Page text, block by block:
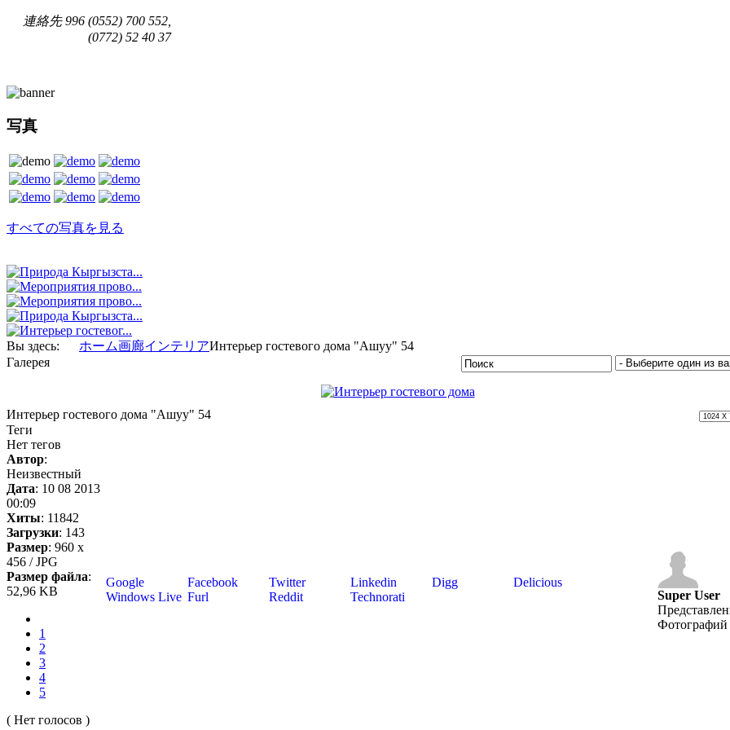
連絡先996 (0552) 700 552,
(0772) 52 40 37
写真
すべての写真を見る
Вы здесь: ホーム画廊インテリアИнтерьер гостевого дома "Ашуу" 54
Галерея
Интерьер гостевого дома "Ашуу" 54
Теги
Нет тегов
Автор:
Неизвестный
Дата: 10 08 2013
00:09
Хиты: 11842
Загрузки: 143
Размер: 960 x
456 / JPG
Размер файла:
52,96 KB
1
2
3
4
5
( Нет голосов )
Google Facebook Twitter Linkedin Digg
Delicious
Windows Live Furl Reddit Technorati
Super User
Фотографий